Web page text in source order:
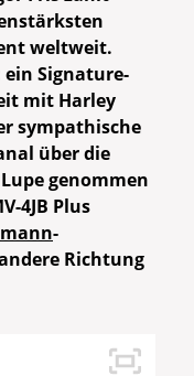
weltweit.
Signature-
mit Harley
sympathische
über die
genommen
4JB Plus
-
Richtung